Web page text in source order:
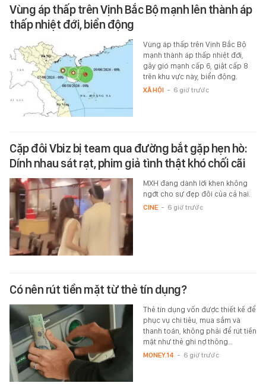
Vùng áp thấp trên Vịnh Bắc Bộ mạnh lên thành áp
thấp nhiệt đới, biển động
Vùng áp thấp trên Vịnh Bắc Bộ
mạnh thành áp thấp nhiệt đới,
gây gió mạnh cấp 6, giật cấp 8
trên khu vực này, biển động.
XÃ HỘI - 6 giờ trước
Cặp đôi Vbiz bị team qua đường bắt gặp hẹn hò:
Dính nhau sát rạt, phim giả tình thật khó chối cãi
MXH đang dành lời khen không
ngớt cho sự đẹp đôi của cả hai.
CINE - 6 giờ trước
Có nên rút tiền mặt từ thẻ tín dụng?
Thẻ tín dụng vốn được thiết kế để
phục vụ chi tiêu, mua sắm và
thanh toán, không phải để rút tiền
mặt như thẻ ghi nợ thông…
MONEY.14 - 6 giờ trước